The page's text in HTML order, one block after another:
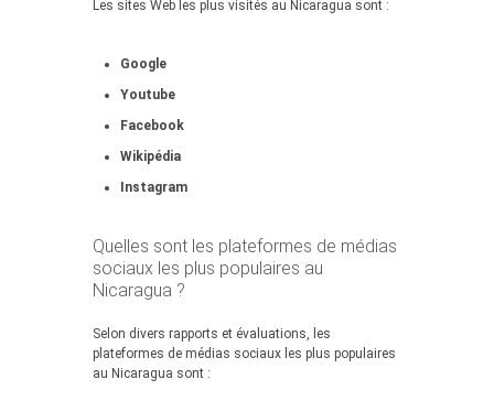
Les sites Web les plus visités au Nicaragua sont :
Google
Youtube
Facebook
Wikipédia
Instagram
Quelles sont les plateformes de médias
sociaux les plus populaires au
Nicaragua ?
Selon divers rapports et évaluations, les
plateformes de médias sociaux les plus populaires
au Nicaragua sont :